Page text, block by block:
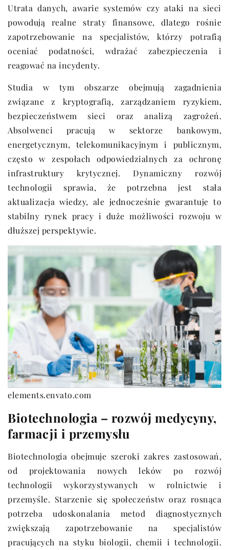
Utrata danych, awarie systemów czy ataki na sieci
powodują realne straty finansowe, dlatego rośnie
zapotrzebowanie na specjalistów, którzy potrafią
oceniać podatności, wdrażać zabezpieczenia i
reagować na incydenty.
Studia w tym obszarze obejmują zagadnienia
związane z kryptografią, zarządzaniem ryzykiem,
bezpieczeństwem sieci oraz analizą zagrożeń.
Absolwenci pracują w sektorze bankowym,
energetycznym, telekomunikacyjnym i publicznym,
często w zespołach odpowiedzialnych za ochronę
infrastruktury krytycznej. Dynamiczny rozwój
technologii sprawia, że potrzebna jest stała
aktualizacja wiedzy, ale jednocześnie gwarantuje to
stabilny rynek pracy i duże możliwości rozwoju w
dłuższej perspektywie.
elements.envato.com
Biotechnologia – rozwój medycyny,
farmacji i przemysłu
Biotechnologia obejmuje szeroki zakres zastosowań,
od projektowania nowych leków po rozwój
technologii wykorzystywanych w rolnictwie i
przemyśle. Starzenie się społeczeństw oraz rosnąca
potrzeba udoskonalania metod diagnostycznych
zwiększają zapotrzebowanie na specjalistów
pracujących na styku biologii, chemii i technologii.